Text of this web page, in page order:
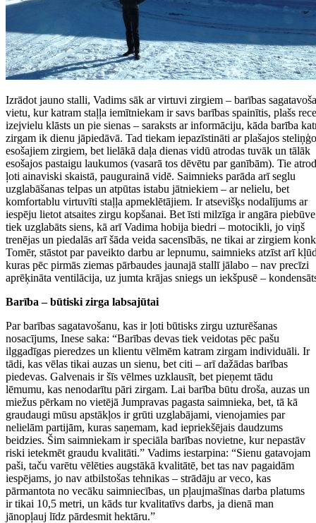
Izrādot jauno stalli, Vadims sāk ar virtuvi zirgiem – barības
vietu, kur katram staļļa iemītniekam ir savs barības spainītis, plašs
izejvielu klāsts un pie sienas – saraksts ar informāciju, kāda barība
zirgam ik dienu jāpiedāvā. Tad tiekam iepazīstināti ar plašajos
esošajiem zirgiem, bet lielākā daļa dienas vidū atrodas tuvāk un tālāk
esošajos pastaigu laukumos (vasarā tos dēvētu par ganībām). Tie
ļoti ainaviski skaistā, paugurainā vidē. Saimnieks parāda arī seglu
uzglabāšanas telpas un atpūtas istabu jātniekiem – ar nelielu, bet
komfortablu virtuvīti staļļa apmeklētājiem. Ir atsevišķs nodalījums ar
iespēju lietot atsaites zirgu kopšanai. Bet īsti milzīga ir angāra
tiek uzglabāts siens, kā arī Vadima hobija biedri – motocikli, jo viņš
trenējas un piedalās arī šāda veida sacensībās, ne tikai ar zirgiem
Tomēr, stāstot par paveikto darbu ar lepnumu, saimnieks atzīst arī
kuras pēc pirmās ziemas pārbaudes jaunajā stallī jālabo – nav precīzi
aprēķināta ventilācija, uz jumta krājas sniegs un iekšpusē –
Barība – būtiski zirga labsajūtai
Par barības sagatavošanu, kas ir ļoti būtisks zirgu uzturēšanas
nosacījums, Inese saka: “Barības devas tiek veidotas pēc pašu
ilggadīgas pieredzes un klientu vēlmēm katram zirgam individuāli. Ir
tādi, kas vēlas tikai auzas un sienu, bet citi – arī dažādas barības
piedevas. Galvenais ir šīs vēlmes uzklausīt, bet pieņemt tādu
lēmumu, kas nenodarītu pāri zirgam. Lai barība būtu droša, auzas un
miežus pērkam no vietējā Jumpravas pagasta saimnieka, bet, tā kā
graudaugi mūsu apstākļos ir grūti uzglabājami, vienojamies par
nelielām partijām, kuras saņemam, kad iepriekšējais daudzums
beidzies. Šim saimniekam ir speciāla barības novietne, kur nepastāv
riski ietekmēt graudu kvalitāti.” Vadims iestarpina: “Sienu gatavojam
paši, taču varētu vēlēties augstākā kvalitātē, bet tas nav pagaidām
iespējams, jo nav atbilstošas tehnikas – strādāju ar veco, kas
pārmantota no vecāku saimniecības, un pļaujmašīnas darba platums
ir tikai 10,5 metri, un kāds tur kvalitatīvs darbs, ja dienā man
jānopļauj līdz pārdesmit hektāru.”